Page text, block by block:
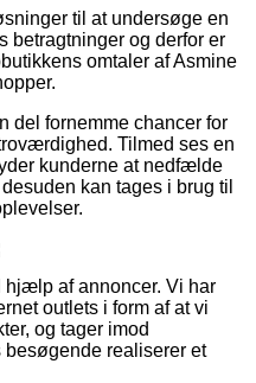
til at undersøge en
og derfor er
omtaler af Asmine
del fornemme chancer for
Tilmed ses en
kunderne at nedfælde
kan tages i brug til
hjælp af annoncer. Vi har
outlets i form af at vi
og tager imod
besøgende realiserer et